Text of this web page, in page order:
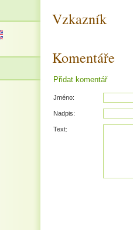
Vzkazník
Komentáře
Přidat komentář
Jméno:
Nadpis:
Text: